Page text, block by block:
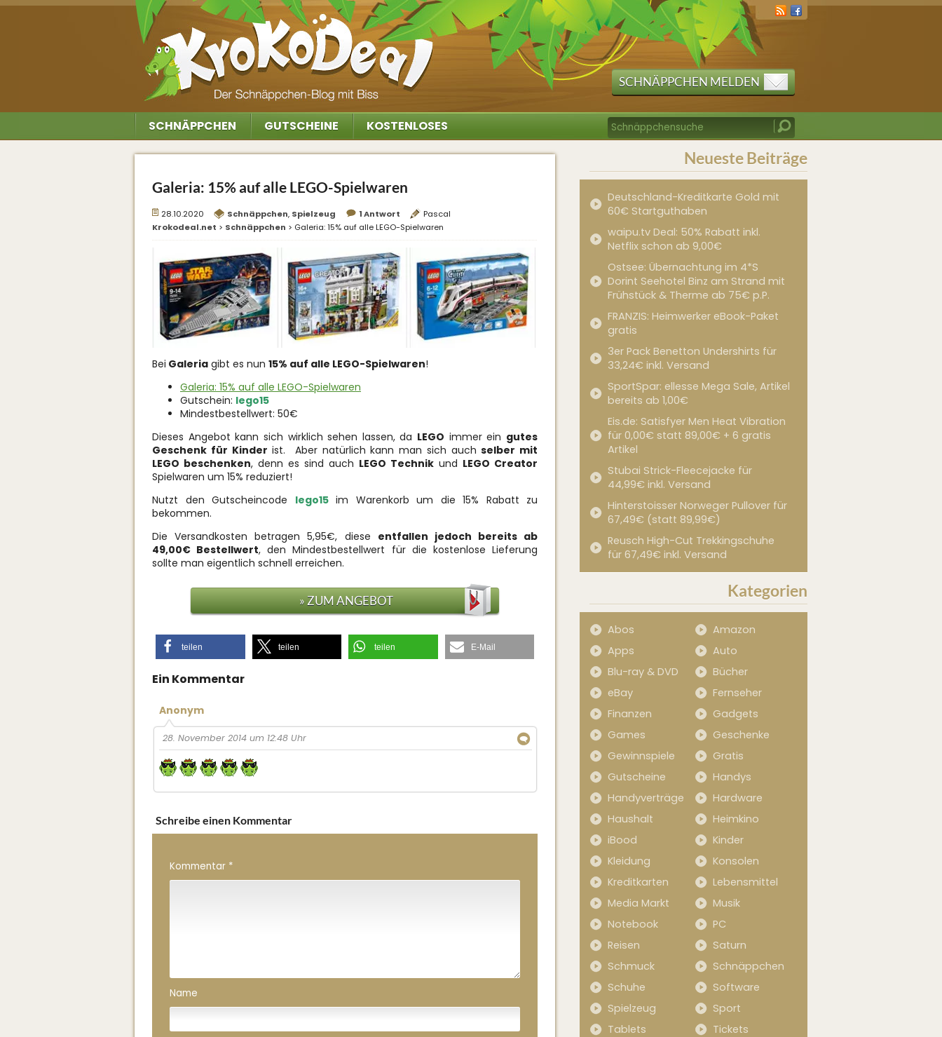
SCHNÄPPCHEN MELDEN
SCHNÄPPCHEN GUTSCHEINE KOSTENLOSES
Galeria: 15% auf alle LEGO-Spielwaren
28.10.2020 Schnäppchen, Spielzeug 1 Antwort
Pascal
Krokodeal.net > Schnäppchen > Galeria: 15% auf alle LEGO-Spielwaren
Bei Galeria gibt es nun 15% auf alle LEGO-Spielwaren!
Galeria: 15% auf alle LEGO-Spielwaren
Gutschein: lego15
Mindestbestellwert: 50€
Dieses Angebot kann sich wirklich sehen lassen, da LEGO immer ein gutes
Geschenk für Kinder ist. Aber natürlich kann man sich auchselber mit
LEGO beschenken, denn es sind auch LEGO Technik und LEGO Creator
Spielwaren um 15% reduziert!
Nutzt den Gutscheincode lego15im Warenkorb um die 15% Rabatt zu
bekommen.
Die Versandkosten betragen 5,95€, diese entfallen jedoch bereits ab
49,00€ Bestellwert, den Mindestbestellwert für die kostenlose Lieferung
sollte man eigentlich schnell erreichen.
» ZUM ANGEBOT
teilen teilen teilen E-Mail
Ein Kommentar
Anonym
28. November 2014 um 12:48 Uhr
↓
Schreibe einen Kommentar
Kommentar *
Name
Neueste Beiträge
Deutschland-Kreditkarte Gold mit
60€ Startguthaben
waipu.tv Deal: 50% Rabatt inkl.
Netflix schon ab 9,00€
Ostsee: Übernachtung im 4*S
Dorint Seehotel Binz am Strand mit
Frühstück & Therme ab 75€ p.P.
FRANZIS: Heimwerker eBook-Paket
gratis
3er Pack Benetton Undershirts für
33,24€ inkl. Versand
SportSpar: ellesse Mega Sale, Artikel
bereits ab 1,00€
Eis.de: Satisfyer Men Heat Vibration
für 0,00€ statt 89,00€ + 6 gratis
Artikel
Stubai Strick-Fleecejacke für
44,99€ inkl. Versand
Hinterstoisser Norweger Pullover für
67,49€ (statt 89,99€)
Reusch High-Cut Trekkingschuhe
für 67,49€ inkl. Versand
Kategorien
Abos
Amazon
Apps
Auto
Blu-ray & DVD
Bücher
eBay
Fernseher
Finanzen
Gadgets
Games
Geschenke
Gewinnspiele
Gratis
Gutscheine
Handys
Handyverträge
Hardware
Haushalt
Heimkino
iBood
Kinder
Kleidung
Konsolen
Kreditkarten
Lebensmittel
Media Markt
Musik
Notebook
PC
Reisen
Saturn
Schmuck
Schnäppchen
Schuhe
Software
Spielzeug
Sport
Tablets
Tickets